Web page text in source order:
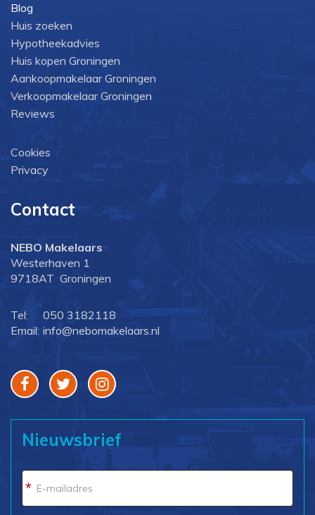
Blog
Huis zoeken
Hypotheekadvies
Huis kopen Groningen
Aankoopmakelaar Groningen
Verkoopmakelaar Groningen
Reviews
Cookies
Privacy
Contact
NEBO Makelaars
Westerhaven 1
9718AT Groningen
Tel:
050 3182118
Email: info@nebomakelaars.nl
Nieuwsbrief
*